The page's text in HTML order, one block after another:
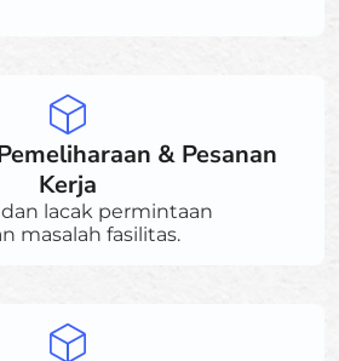
& Pesanan
Kerja
lacak permintaan
masalah fasilitas.